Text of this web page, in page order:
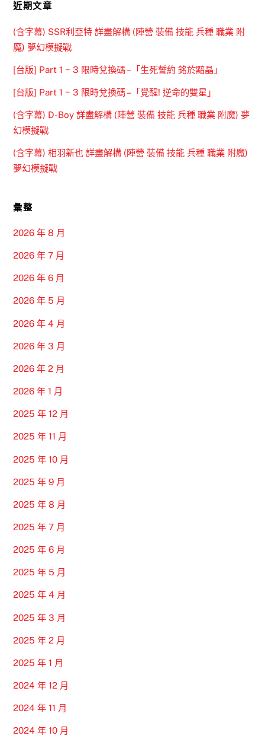
近期文章
(含字幕) SSR利亞特 詳盡解構 (陣營 裝備 技能 兵種 職業 附
魔) 夢幻模擬戰
[台版] Part 1 ~ 3 限時兌換碼 –「生死誓約 銘於黯晶」
[台版] Part 1 ~ 3 限時兌換碼 –「覺醒! 逆命的雙星」
(含字幕) D-Boy 詳盡解構 (陣營 裝備 技能 兵種 職業 附魔) 夢
幻模擬戰
(含字幕) 相羽新也 詳盡解構 (陣營 裝備 技能 兵種 職業 附魔)
夢幻模擬戰
彙整
2026 年 8 月
2026 年 7 月
2026 年 6 月
2026 年 5 月
2026 年 4 月
2026 年 3 月
2026 年 2 月
2026 年 1 月
2025 年 12 月
2025 年 11 月
2025 年 10 月
2025 年 9 月
2025 年 8 月
2025 年 7 月
2025 年 6 月
2025 年 5 月
2025 年 4 月
2025 年 3 月
2025 年 2 月
2025 年 1 月
2024 年 12 月
2024 年 11 月
2024 年 10 月